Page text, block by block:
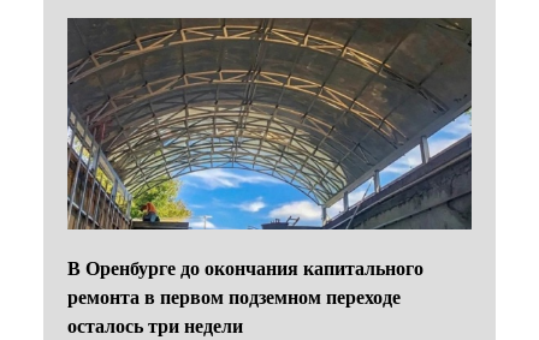
В Оренбурге до окончания капитального
ремонта в первом подземном переходе
осталось три недели